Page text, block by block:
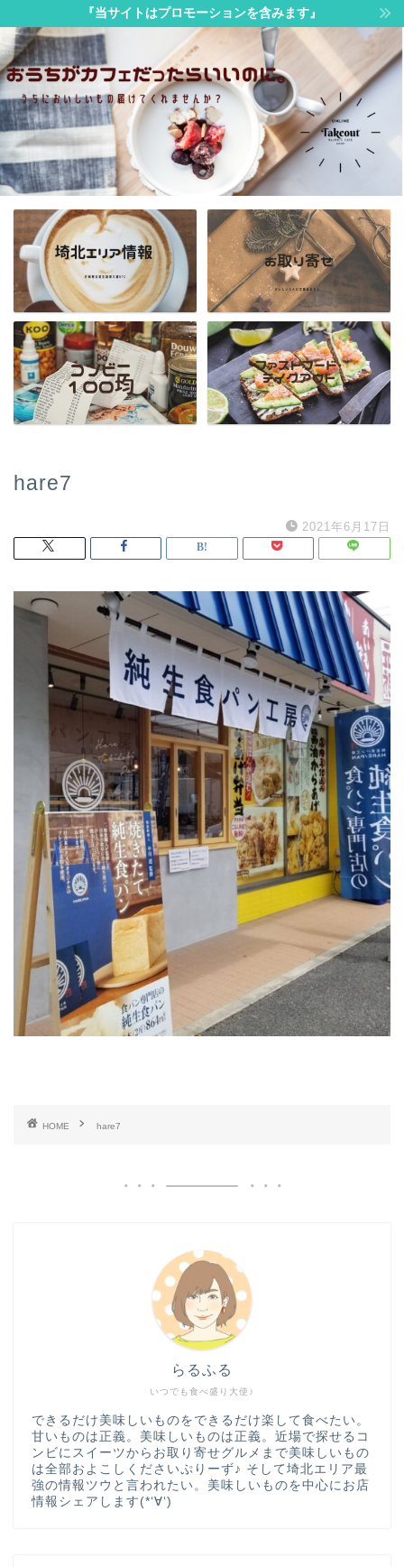
『当サイトはプロモーションを含みます』
hare7
2021年6月17日
HOME hare7
いつでも食べ盛り大使♪
らるふる
できるだけ美味しいものをできるだけ楽して食べたい。
甘いものは正義。美味しいものは正義。近場で探せるコ
ンビにスイーツからお取り寄せグルメまで美味しいもの
は全部およこしくださいぷりーず♪ そして埼北エリア最
強の情報ツウと言われたい。美味しいものを中心にお店
情報シェアします(*‘∀‘)